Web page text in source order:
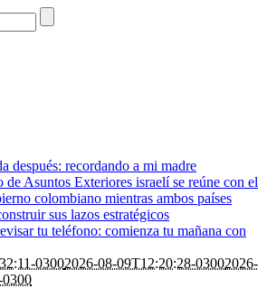
después: recordando a mi madre
de Asuntos Exteriores israelí se reúne con el
colombiano mientras ambos países
sus lazos estratégicos
tu teléfono: comienza tu mañana con
03002026-08-09T12:20:28-03002026-